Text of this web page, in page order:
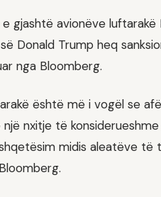
gjashtë avionëve
Donald Trump heq
nga Bloomberg.
është më i vogël se
nxitje të
midis aleatëve të